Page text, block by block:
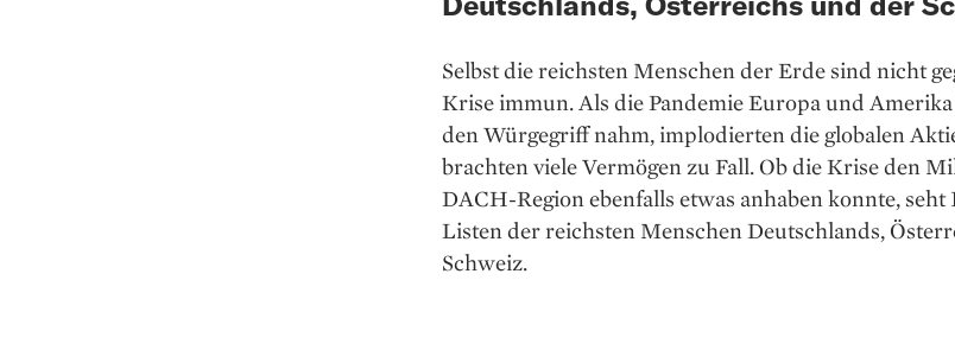
Selbst die reichsten Menschen der Erde sind nicht
Krise immun. Als die Pandemie Europa und
den Würgegriff nahm, implodierten die globalen
brachten viele Vermögen zu Fall. Ob die Krise den
DACH-Region ebenfalls etwas anhaben konnte,
Listen der reichsten Menschen Deutschlands,
Schweiz.